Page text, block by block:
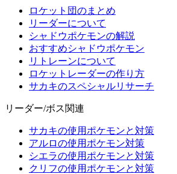
ロケット団のまとめ
リーダーについて
シャドウポケモンの解説
おすすめシャドウポケモン
リトレーンについて
ロケットレーダーの作り方
サカキのスペシャルリサーチ
リーダー/ボス関連
サカキの使用ポケモンと対策
アルロの使用ポケモン対策
シエラの使用ポケモンと対策
クリフの使用ポケモンと対策